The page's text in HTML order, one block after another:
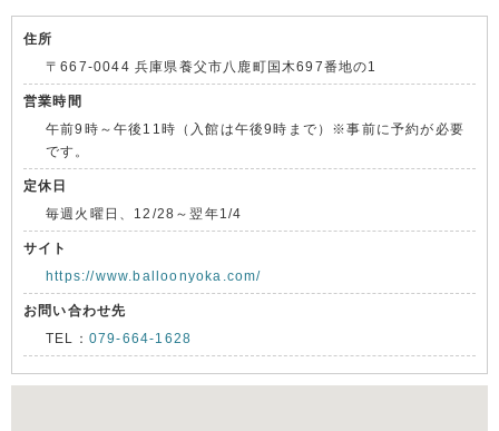
住所
〒667-0044 兵庫県養父市八鹿町国木697番地の1
営業時間
午前9時～午後11時（入館は午後9時まで）※事前に予約が必要
です。
定休日
毎週火曜日、12/28～翌年1/4
サイト
https://www.balloonyoka.com/
お問い合わせ先
TEL： 079-664-1628